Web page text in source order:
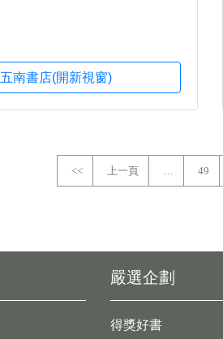
五南書店(開新視窗)
<< 上一頁 49
嚴選企劃
得獎好書